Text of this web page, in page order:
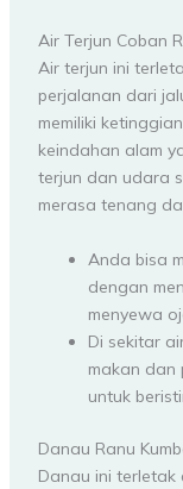
Air Terjun Coban
Air terjun ini
perjalanan dari
memiliki
keindahan alam
terjun dan udara
merasa tenang
Anda bisa
dengan
menyewa
Di sekitar
makan dan
untuk
Danau Ranu
Danau ini terletak